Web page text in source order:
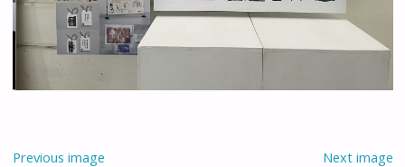
Previous image Next image